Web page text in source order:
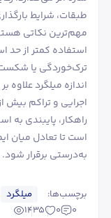
طبقات، شرایط
مهم‌ترین نکاتی
استفاده کمتر از حد
ترک‌خوردگی یا شکست
اندازه میلگرد
اجرایی و تراکم بیش
راهکار، پایبندی
است تا تعادل میان
به‌درستی برقرار شود.
برچسب‌ها:
میلگرد
0
0
1435